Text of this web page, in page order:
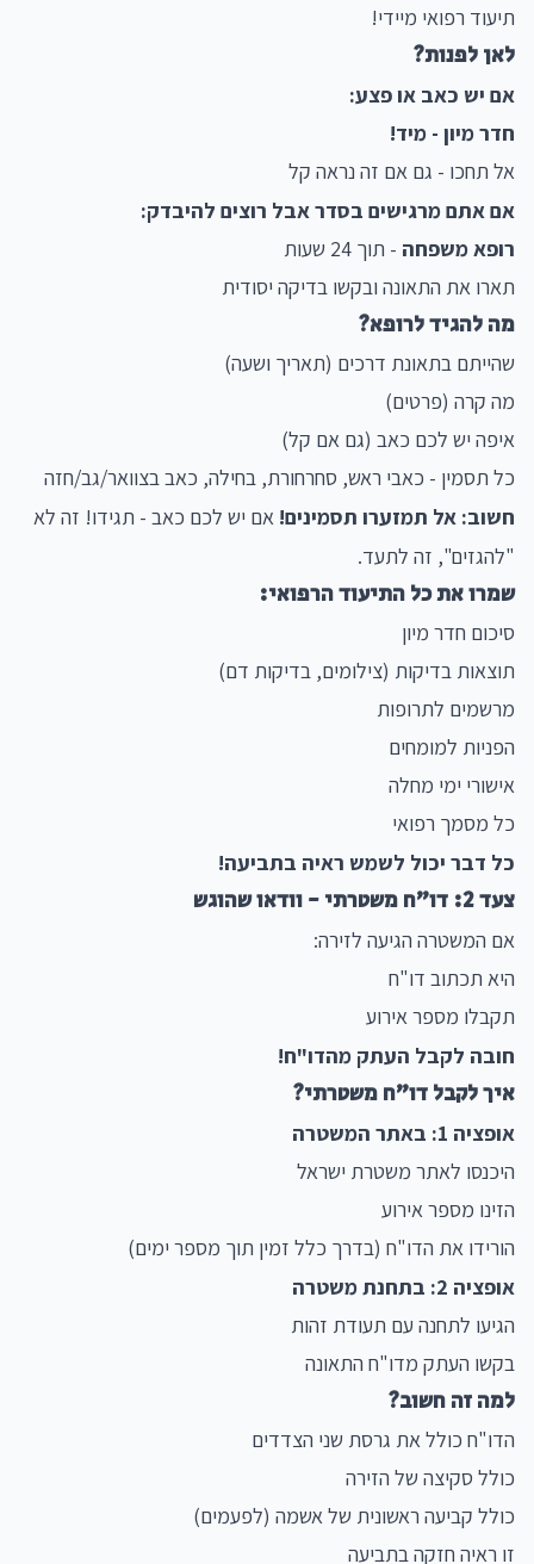
תיעוד רפואי מיידי!
לאן לפנות?
אם יש כאב או פצע:
חדר מיון - מיד!
אל תחכו - גם אם זה נראה קל
אם אתם מרגישים בסדר אבל רוצים להיבדק:
רופא משפחה - תוך 24 שעות
תארו את התאונה ובקשו בדיקה יסודית
מה להגיד לרופא?
שהייתם בתאונת דרכים (תאריך ושעה)
מה קרה (פרטים)
איפה יש לכם כאב (גם אם קל)
כל תסמין - כאבי ראש, סחרחורת, בחילה, כאב בצוואר/גב/חזה
חשוב: אל תמזערו תסמינים! אם יש לכם כאב - תגידו! זה לא
"להגזים", זה לתעד.
שמרו את כל התיעוד הרפואי:
סיכום חדר מיון
תוצאות בדיקות (צילומים, בדיקות דם)
מרשמים לתרופות
הפניות למומחים
אישורי ימי מחלה
כל מסמך רפואי
כל דבר יכול לשמש ראיה בתביעה!
צעד 2: דו"ח משטרתי - וודאו שהוגש
אם המשטרה הגיעה לזירה:
היא תכתוב דו"ח
תקבלו מספר אירוע
חובה לקבל העתק מהדו"ח!
איך לקבל דו"ח משטרתי?
אופציה 1: באתר המשטרה
היכנסו לאתר משטרת ישראל
הזינו מספר אירוע
הורידו את הדו"ח (בדרך כלל זמין תוך מספר ימים)
אופציה 2: בתחנת משטרה
הגיעו לתחנה עם תעודת זהות
בקשו העתק מדו"ח התאונה
למה זה חשוב?
הדו"ח כולל את גרסת שני הצדדים
כולל סקיצה של הזירה
כולל קביעה ראשונית של אשמה (לפעמים)
זו ראיה חזקה בתביעה